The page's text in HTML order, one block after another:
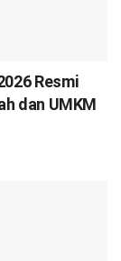
Resmi
dan UMKM